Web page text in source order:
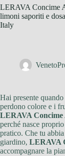
LERAVA Concime
limoni saporiti e
Italy
Hai presente
perdono colore e i
LERAVA
perché nasce
pratico. Che tu
giardino, LERAVA
accompagnare la